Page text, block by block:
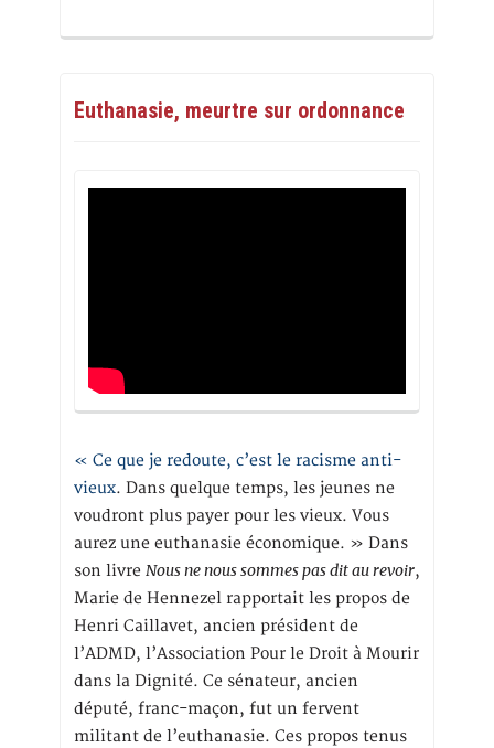
Euthanasie, meurtre sur ordonnance
« Ce que je redoute, c’est le racisme anti-
vieux. Dans quelque temps, les jeunes ne
voudront plus payer pour les vieux. Vous
aurez une euthanasie économique. » Dans
son livre Nous ne nous sommes pas dit au revoir,
Marie de Hennezel rapportait les propos de
Henri Caillavet, ancien président de
l’ADMD, l’Association Pour le Droit à Mourir
dans la Dignité. Ce sénateur, ancien
député, franc-maçon, fut un fervent
militant de l’euthanasie. Ces propos tenus